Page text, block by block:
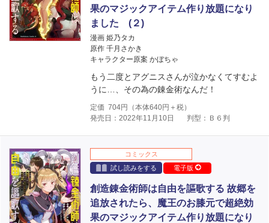
果のマジックアイテム作り放題になり
ました (２)
漫画 姫乃タカ
原作 千月さかき
キャラクター原案 かぼちゃ
もう二度とアグニスさんが泣かなくてすむよ
うに…、その為の錬金術なんだ！
定価 704円（本体640円＋税）
発売日：2022年11月10日
判型：Ｂ６判
コミックス
試し読みをする
電子版
創造錬金術師は自由を謳歌する 故郷を
追放されたら、魔王のお膝元で超絶効
果のマジックアイテム作り放題になり